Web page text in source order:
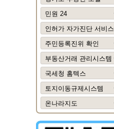
민원 24
인허가 자가진단 서비스
주민등록진위 확인
부동산거래 관리시스템
국세청 홈텍스
토지이동규제시스템
온나라지도